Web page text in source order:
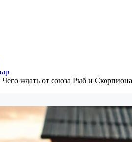
Чего ждать от союза Рыб и Скорпиона